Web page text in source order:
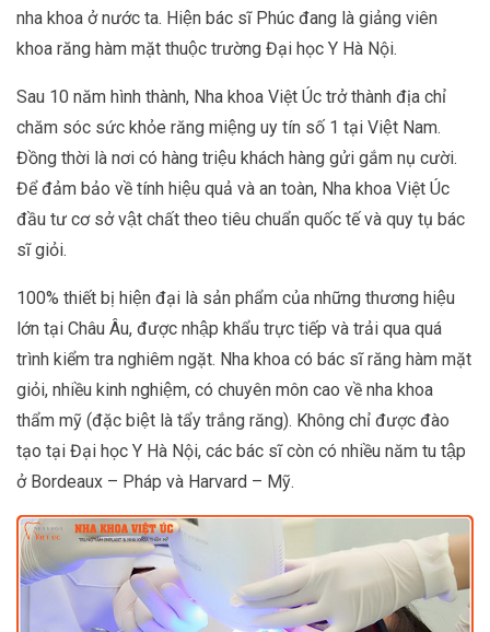
nha khoa ở nước ta. Hiện bác sĩ Phúc đang là giảng viên
khoa răng hàm mặt thuộc trường Đại học Y Hà Nội.
Sau 10 năm hình thành, Nha khoa Việt Úc trở thành địa chỉ
chăm sóc sức khỏe răng miệng uy tín số 1 tại Việt Nam.
Đồng thời là nơi có hàng triệu khách hàng gửi gắm nụ cười.
Để đảm bảo về tính hiệu quả và an toàn, Nha khoa Việt Úc
đầu tư cơ sở vật chất theo tiêu chuẩn quốc tế và quy tụ bác
sĩ giỏi.
100% thiết bị hiện đại là sản phẩm của những thương hiệu
lớn tại Châu Âu, được nhập khẩu trực tiếp và trải qua quá
trình kiểm tra nghiêm ngặt. Nha khoa có bác sĩ răng hàm mặt
giỏi, nhiều kinh nghiệm, có chuyên môn cao về nha khoa
thẩm mỹ (đặc biệt là tẩy trắng răng). Không chỉ được đào
tạo tại Đại học Y Hà Nội, các bác sĩ còn có nhiều năm tu tập
ở Bordeaux – Pháp và Harvard – Mỹ.